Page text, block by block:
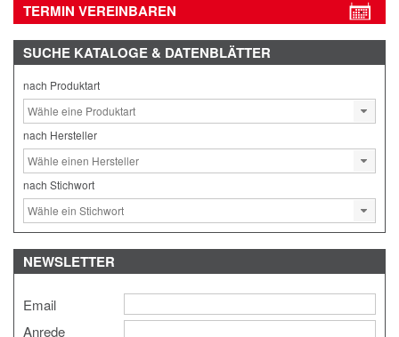
TERMIN VEREINBAREN
SUCHE KATALOGE & DATENBLÄTTER
nach Produktart
nach Hersteller
nach Stichwort
NEWSLETTER
Email
Anrede